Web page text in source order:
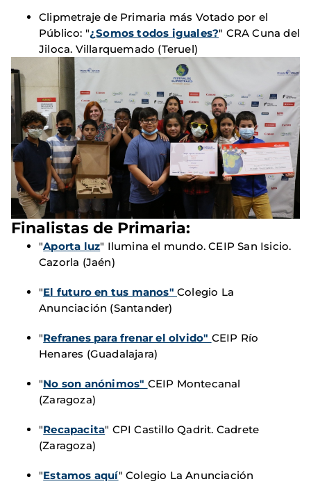
Clipmetraje de Primaria más Votado por el
Público: "¿Somos todos iguales?" CRA Cuna del
Jiloca. Villarquemado (Teruel)
Finalistas de Primaria:
"Aporta luz" Ilumina el mundo. CEIP San Isicio.
Cazorla (Jaén)
"El futuro en tus manos"Colegio La
Anunciación (Santander)
"Refranes para frenar el olvido" CEIP Río
Henares (Guadalajara)
"No son anónimos" CEIP Montecanal
(Zaragoza)
"Recapacita" CPI Castillo Qadrit. Cadrete
(Zaragoza)
"Estamos aquí" Colegio La Anunciación